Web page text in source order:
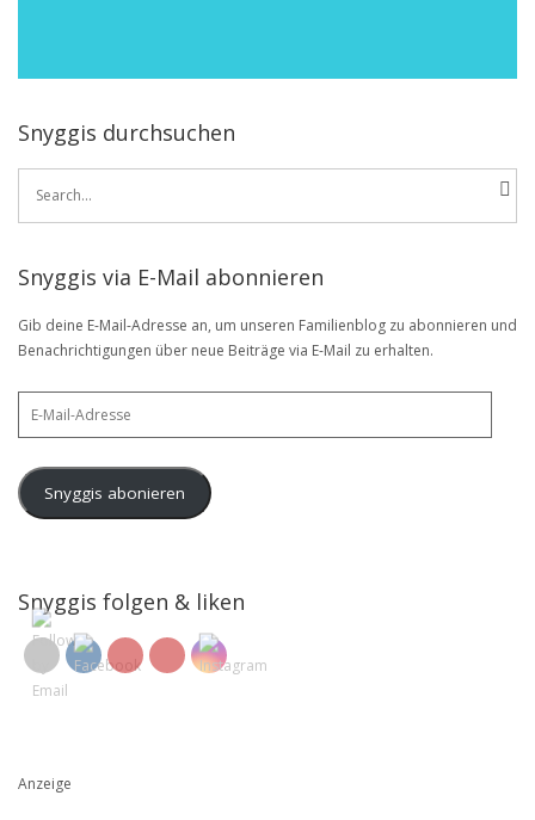
Snyggis durchsuchen
Search
Snyggis via E-Mail abonnieren
Gib deine E-Mail-Adresse an, um unseren Familienblog zu abonnieren und
Benachrichtigungen über neue Beiträge via E-Mail zu erhalten.
Snyggis abonieren
Snyggis folgen & liken
Anzeige